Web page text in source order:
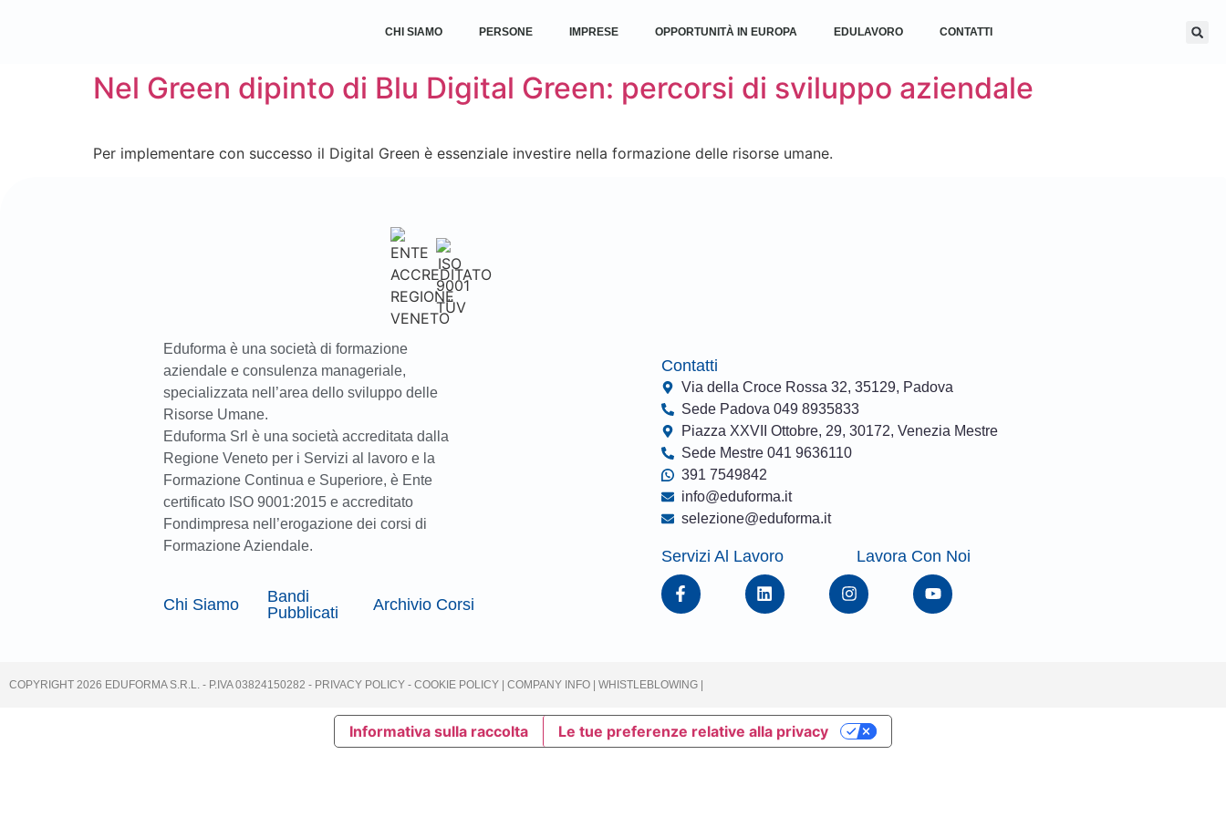
CHI SIAMO PERSONE IMPRESE OPPORTUNITÀ IN EUROPA EDULAVORO CONTATTI
Nel Green dipinto di Blu Digital Green: percorsi di sviluppo aziendale
Per implementare con successo il Digital Green è essenziale investire nella formazione delle risorse umane.
Eduforma è una società di formazione
aziendale e consulenza manageriale,
specializzata nell’area dello sviluppo delle
Risorse Umane.
Eduforma Srl è una società accreditata dalla
Regione Veneto per i Servizi al lavoro e la
Formazione Continua e Superiore, è Ente
certificato ISO 9001:2015 e accreditato
Fondimpresa nell’erogazione dei corsi di
Formazione Aziendale.
Chi Siamo
Bandi
Pubblicati
Archivio Corsi
Contatti
Via della Croce Rossa 32, 35129, Padova
Sede Padova 049 8935833
Piazza XXVII Ottobre, 29, 30172, Venezia Mestre
Sede Mestre 041 9636110
391 7549842
info@eduforma.it
selezione@eduforma.it
Servizi Al Lavoro Lavora Con Noi
COPYRIGHT 2026 EDUFORMA S.R.L. - P.IVA 03824150282 - PRIVACY POLICY - COOKIE POLICY | COMPANY INFO | WHISTLEBLOWING |
Informativa sulla raccolta Le tue preferenze relative alla privacy